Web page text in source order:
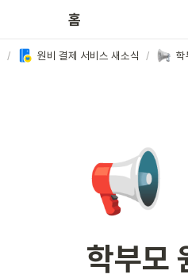
홈
/ 원비 결제 서비스 새소식 / 학
📢
학부모